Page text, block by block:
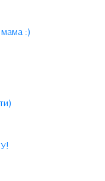
мама :)